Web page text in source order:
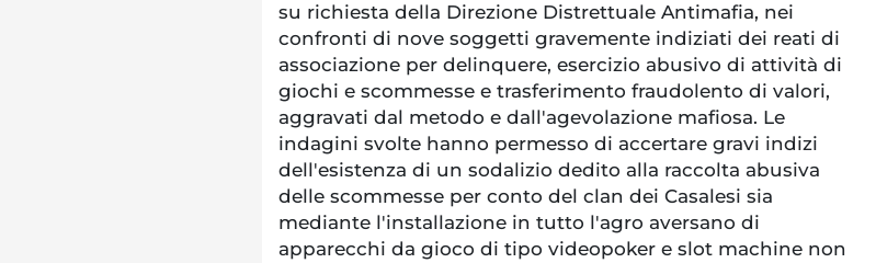
su richiesta della Direzione Distrettuale Antimafia, nei
confronti di nove soggetti gravemente indiziati dei reati di
associazione per delinquere, esercizio abusivo di attività di
giochi e scommesse e trasferimento fraudolento di valori,
aggravati dal metodo e dall'agevolazione mafiosa. Le
indagini svolte hanno permesso di accertare gravi indizi
dell'esistenza di un sodalizio dedito alla raccolta abusiva
delle scommesse per conto del clan dei Casalesi sia
mediante l'installazione in tutto l'agro aversano di
apparecchi da gioco di tipo videopoker e slot machine non